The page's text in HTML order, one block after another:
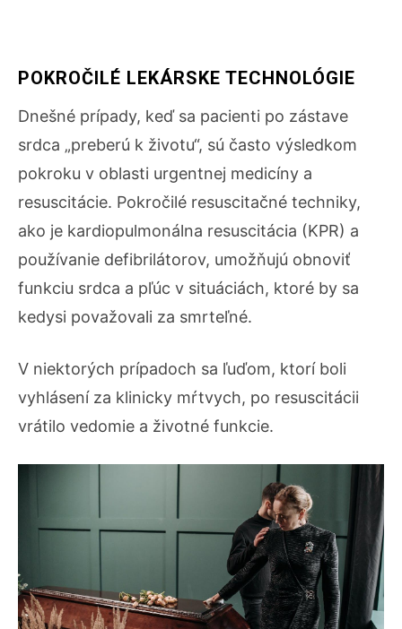
POKROČILÉ LEKÁRSKE TECHNOLÓGIE
Dnešné prípady, keď sa pacienti po zástave
srdca „preberú k životu“, sú často výsledkom
pokroku v oblasti urgentnej medicíny a
resuscitácie. Pokročilé resuscitačné techniky,
ako je kardiopulmonálna resuscitácia (KPR) a
používanie defibrilátorov, umožňujú obnoviť
funkciu srdca a pľúc v situáciách, ktoré by sa
kedysi považovali za smrteľné.
V niektorých prípadoch sa ľuďom, ktorí boli
vyhlásení za klinicky mŕtvych, po resuscitácii
vrátilo vedomie a životné funkcie.